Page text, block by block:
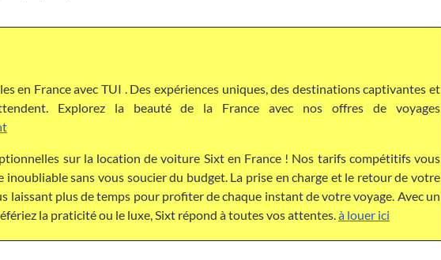
en France avec TUI . Des expériences uniques, des destinations captivantes et
Explorez la beauté de la France avec nos offres de voyages
sur la location de voiture Sixt en France ! Nos tarifs compétitifs vous
sans vous soucier du budget. La prise en charge et le retour de votre
laissant plus de temps pour profiter de chaque instant de votre voyage. Avec un
la praticité ou le luxe, Sixt répond à toutes vos attentes.à louer ici